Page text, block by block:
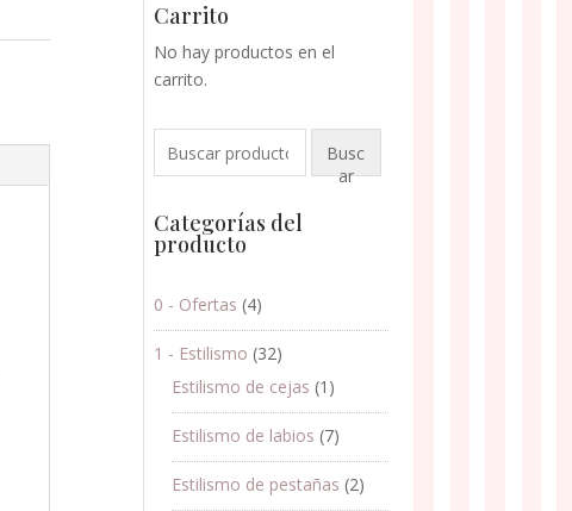
Carrito
No hay productos en el
carrito.
Busc
ar
Categorías del
producto
0 - Ofertas (4)
1 - Estilismo (32)
Estilismo de cejas (1)
Estilismo de labios (7)
Estilismo de pestañas (2)